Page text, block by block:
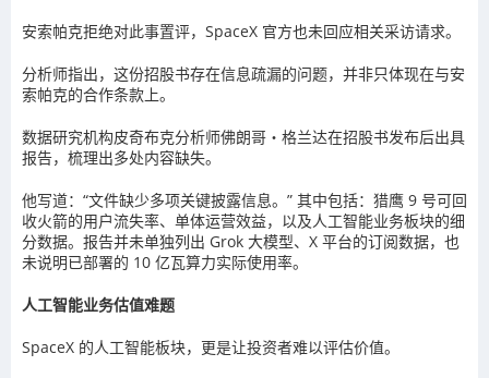
安索帕克拒绝对此事置评，SpaceX 官方也未回应相关采访请求。
分析师指出，这份招股书存在信息疏漏的问题，并非只体现在与安
索帕克的合作条款上。
数据研究机构皮奇布克分析师佛朗哥・格兰达在招股书发布后出具
报告，梳理出多处内容缺失。
他写道：“文件缺少多项关键披露信息。” 其中包括：猎鹰 9 号可回
收火箭的用户流失率、单体运营效益，以及人工智能业务板块的细
分数据。报告并未单独列出 Grok 大模型、X 平台的订阅数据，也
未说明已部署的 10 亿瓦算力实际使用率。
人工智能业务估值难题
SpaceX 的人工智能板块，更是让投资者难以评估价值。